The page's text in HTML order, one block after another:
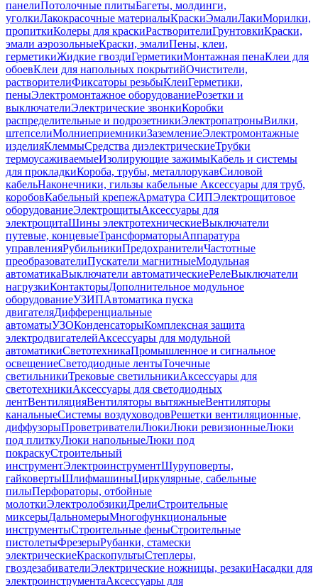
панелиПотолочные плитыБагеты, молдинги,
уголкиЛакокрасочные материалыКраскиЭмалиЛакиМорилки,
пропиткиКолеры для краскиРастворителиГрунтовкиКраски,
эмали аэрозольныеКраски, эмалиПены, клеи,
герметикиЖидкие гвоздиГерметикиМонтажная пенаКлеи для
обоевКлеи для напольных покрытийОчистители,
растворителиФиксаторы резьбыКлеиГерметики,
пеныЭлектромонтажное оборудованиеРозетки и
выключателиЭлектрические звонкиКоробки
распределительные и подрозетникиЭлектропатроныВилки,
штепселиМолниеприемникиЗаземлениеЭлектромонтажные
изделияКлеммыСредства диэлектрическиеТрубки
термоусаживаемыеИзолирующие зажимыКабель и системы
для прокладкиКороба, трубы, металлорукавСиловой
кабельНаконечники, гильзы кабельные Аксессуары для труб,
коробовКабельный крепежАрматура СИПЭлектрощитовое
оборудованиеЭлектрощитыАксессуары для
электрощитаШины электротехническиеВыключатели
путевые, концевыеТрансформаторыАппаратура
управленияРубильникиПредохранителиЧастотные
преобразователиПускатели магнитныеМодульная
автоматикаВыключатели автоматическиеРелеВыключатели
нагрузкиКонтакторыДополнительное модульное
оборудованиеУЗИПАвтоматика пуска
двигателяДифференциальные
автоматыУЗОКонденсаторыКомплексная защита
электродвигателейАксессуары для модульной
автоматикиСветотехникаПромышленное и сигнальное
освещениеСветодиодные лентыТочечные
светильникиТрековые светильникиАксессуары для
светотехникиАксессуары для светодиодных
лентВентиляцияВентиляторы вытяжныеВентиляторы
канальныеСистемы воздуховодовРешетки вентиляционные,
диффузорыПроветривателиЛюкиЛюки ревизионныеЛюки
под плиткуЛюки напольныеЛюки под
покраскуСтроительный
инструментЭлектроинструментШуруповерты,
гайковертыШлифмашиныЦиркулярные, сабельные
пилыПерфораторы, отбойные
молоткиЭлектролобзикиДрелиСтроительные
миксерыДальномерыМногофункциональные
инструментыСтроительные феныСтроительные
пистолетыФрезерыРубанки, стамески
электрическиеКраскопультыСтеплеры,
гвоздезабивателиЭлектрические ножницы, резакиНасадки для
электроинструментаАксессуары для